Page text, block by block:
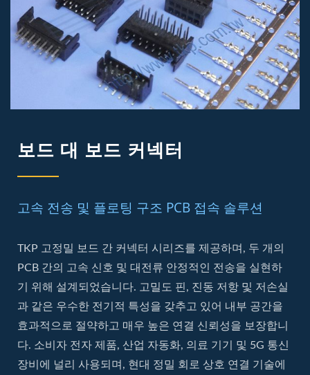
보드 대 보드 커넥터
고속 전송 및 플로팅 구조 PCB 접속 솔루션
TKP 고정밀 보드 간 커넥터 시리즈를 제공하며, 두 개의
PCB 간의 고속 신호 및 대전류 안정적인 전송을 실현하
기 위해 설계되었습니다. 고밀도 핀, 진동 저항 및 저손실
과 같은 우수한 전기적 특성을 갖추고 있어 내부 공간을
효과적으로 절약하고 매우 높은 연결 신뢰성을 보장합니
다. 소비자 전자 제품, 산업 자동화, 의료 기기 및 5G 통신
장비에 널리 사용되며, 현대 정밀 회로 상호 연결 기술에